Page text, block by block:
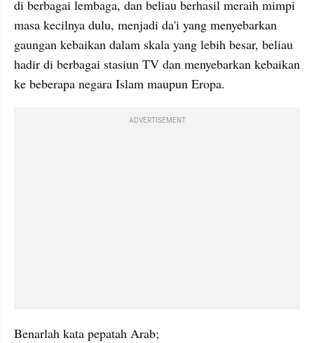
di berbagai lembaga, dan beliau berhasil meraih mimpi
masa kecilnya dulu, menjadi da'i yang menyebarkan
gaungan kebaikan dalam skala yang lebih besar, beliau
hadir di berbagai stasiun TV dan menyebarkan kebaikan
ke beberapa negara Islam maupun Eropa.
ADVERTISEMENT
Benarlah kata pepatah Arab;